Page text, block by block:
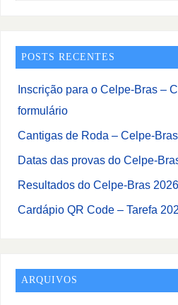
POSTS RECENTES
Inscrição para o Celpe-Bras –
formulário
Cantigas de Roda – Celpe-
Datas das provas do Celpe-
Resultados do Celpe-Bras
Cardápio QR Code – Tarefa
ARQUIVOS